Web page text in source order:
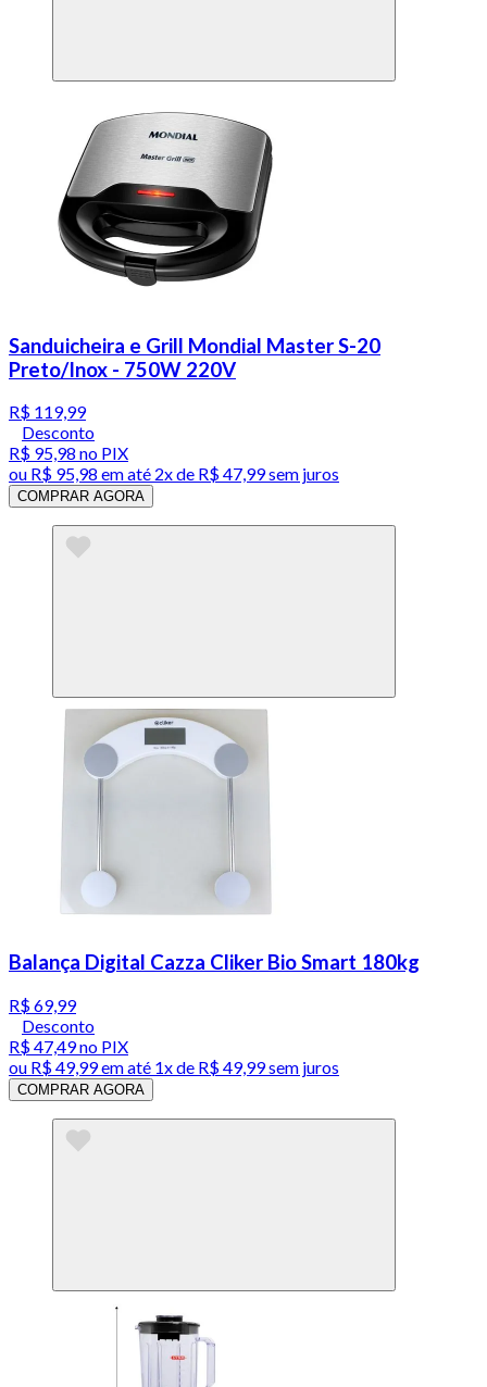
Sanduicheira e Grill Mondial Master S-20
Preto/Inox - 750W 220V
R$ 119,99
Desconto
R$ 95,98 no PIX
ou R$ 95,98 em até 2x de R$ 47,99 sem juros
COMPRAR AGORA
Balança Digital Cazza Cliker Bio Smart 180kg
R$ 69,99
Desconto
R$ 47,49no PIX
ou R$ 49,99em até 1x de R$ 49,99sem juros
COMPRAR AGORA